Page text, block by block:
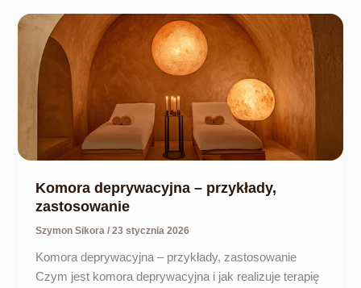
Komora deprywacyjna – przykłady,
zastosowanie
Szymon Sikora/23 stycznia 2026
Komora deprywacyjna – przykłady, zastosowanie
Czym jest komora deprywacyjna i jak realizuje terapię